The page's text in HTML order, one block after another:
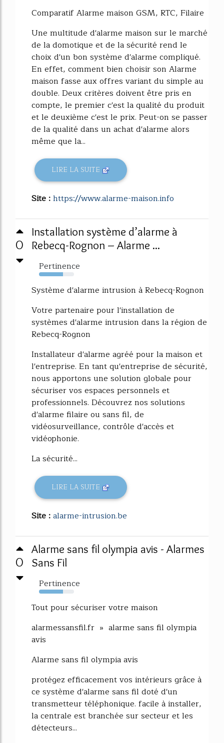
Comparatif Alarme maison GSM, RTC, Filaire
Une multitude d'alarme maison sur le marché
de la domotique et de la sécurité rend le
choix d'un bon système d'alarme compliqué.
En effet, comment bien choisir son Alarme
maison fasse aux offres variant du simple au
double. Deux critères doivent être pris en
compte, le premier c'est la qualité du produit
et le deuxième c'est le prix. Peut-on se passer
de la qualité dans un achat d'alarme alors
même que la...
LIRE LA SUITE
Site :https://www.alarme-maison.info
0
Installation système d’alarme à
Rebecq-Rognon – Alarme ...
Pertinence
69%
Système d'alarme intrusion à Rebecq-Rognon
Votre partenaire pour l'installation de
systèmes d'alarme intrusion dans la région de
Rebecq-Rognon
Installateur d'alarme agréé pour la maison et
l'entreprise. En tant qu'entreprise de sécurité,
nous apportons une solution globale pour
sécuriser vos espaces personnels et
professionnels. Découvrez nos solutions
d'alarme filaire ou sans fil, de
vidéosurveillance, contrôle d'accès et
vidéophonie.
La sécurité...
LIRE LA SUITE
Site :alarme-intrusion.be
0
Alarme sans fil olympia avis - Alarmes
Sans Fil
Pertinence
69%
Tout pour sécuriser votre maison
alarmessansfil.fr » alarme sans fil olympia
avis
Alarme sans fil olympia avis
protégez efficacement vos intérieurs grâce à
ce système d'alarme sans fil doté d'un
transmetteur téléphonique. facile à installer,
la centrale est branchée sur secteur et les
détecteurs...